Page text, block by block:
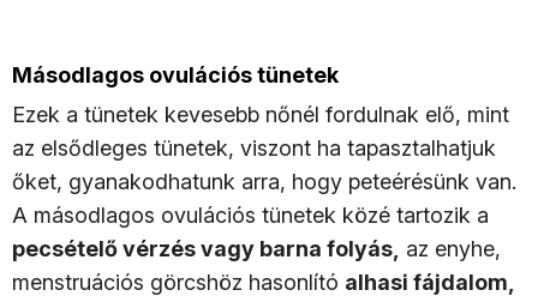
Másodlagos ovulációs tünetek
Ezek a tünetek kevesebb nőnél fordulnak elő, mint
az elsődleges tünetek, viszont ha tapasztalhatjuk
őket, gyanakodhatunk arra, hogy peteérésünk van.
A másodlagos ovulációs tünetek közé tartozik a
pecsételő vérzés vagy barna folyás, az enyhe,
menstruációs görcshöz hasonlító alhasi fájdalom,